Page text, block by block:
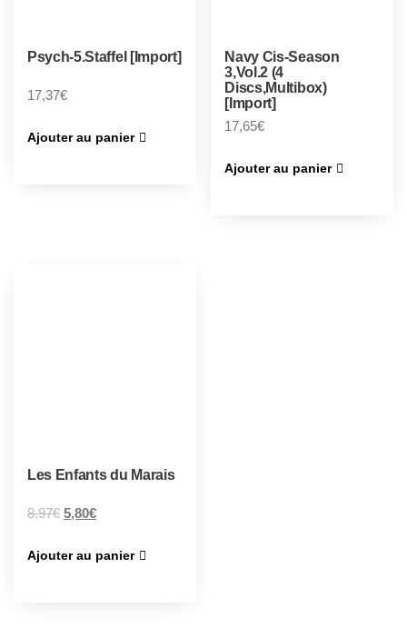
Psych-5.Staffel [Import]
17,37€
Ajouter au panier
Navy Cis-Season
3,Vol.2 (4
Discs,Multibox)
[Import]
17,65€
Ajouter au panier
Les Enfants du Marais
8,97€ 5,80€
Ajouter au panier